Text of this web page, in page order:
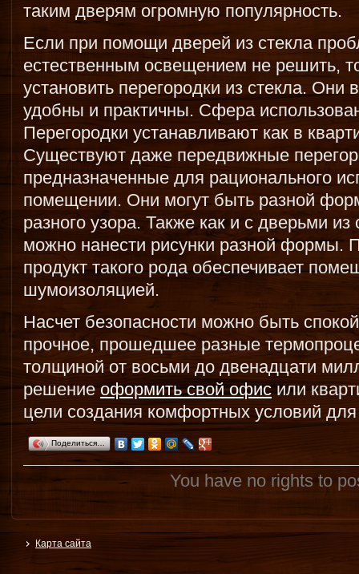
таким дверям огромную популярность.
Если при помощи дверей из стекла
естественным освещением не решить,
установить перегородки из стекла.
удобны и практичны. Сфера
Перегородки устанавливают как в
Существуют даже передвижные
предназначенные для рационального
помещении. Они могут быть разной
разного узора. Также как и с дверьми из
можно нанести рисунки разной формы.
продукт такого рода обеспечивает
шумоизоляцией.
Насчет безопасности можно быть
прочное, прошедшее разные
толщиной от восьми до двенадцати
решениеоформить свой офисили
цели создания комфортных условий
Поделиться…
You have no rights to
Карта сайта